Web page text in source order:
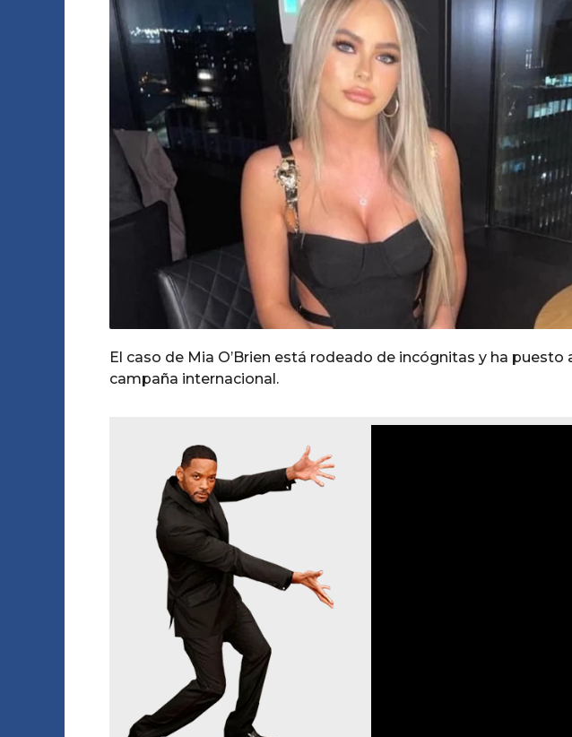
m
e
a
P
u
t
o
El caso de Mia O’Brien está rodeado de incógnitas y ha
campaña internacional.